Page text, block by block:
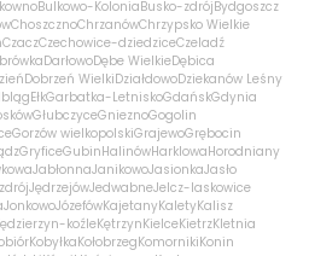
Bulkowo-KoloniaBusko-zdrójBydgoszcz
ChoszcznoChrzanówChrzypsko Wielkie
CzaczCzechowice-dziedziceCzeladź
DarłowoDębe WielkieDębica
Dobrzeń WielkiDziałdowoDziekanów Leśny
EłkGarbatka-LetniskoGdańskGdynia
GłubczyceGnieznoGogolin
Gorzów wielkopolskiGrajewoGrębocin
GryficeGubinHalinówHarklowaHorodniany
JabłonnaJanikowoJasionkaJasło
JędrzejówJedwabneJelcz-laskowice
JonkowoJózefówKajetanyKaletyKalisz
koźleKętrzynKielceKietrzKletnia
KobyłkaKołobrzegKomornikiKonin